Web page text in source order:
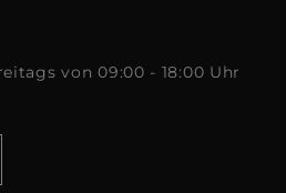
von 09:00 - 18:00 Uhr